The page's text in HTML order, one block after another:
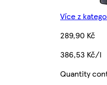
Více z
289,90 Kč
386,53 Kč/l
Quantity